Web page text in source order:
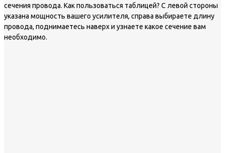
сечения провода. Как пользоваться таблицей? С левой стороны
указана мощность вашего усилителя, справа выбираете длину
провода, поднимаетесь наверх и узнаете какое сечение вам
необходимо.